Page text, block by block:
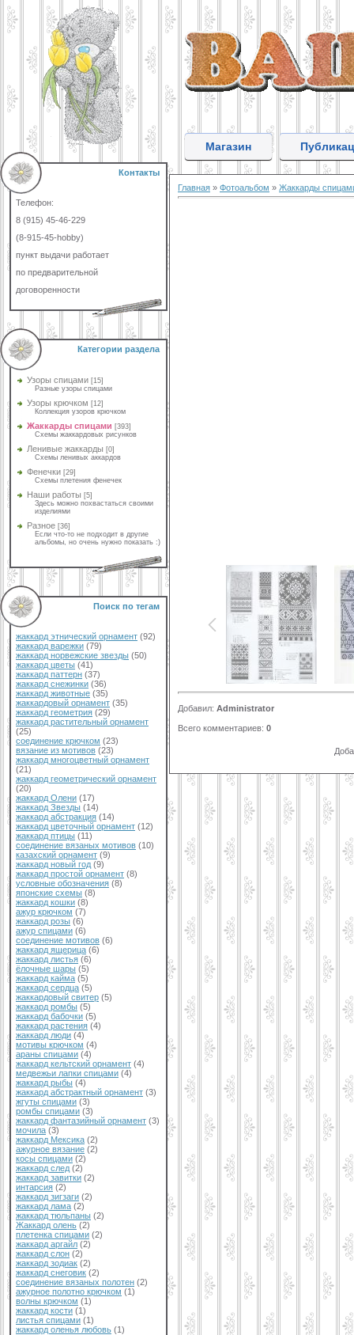
Контакты
Телефон:
8 (915) 45-46-229
(8-915-45-hobby)
пункт выдачи работает
по предварительной
договоренности
Категории раздела
Узоры спицами [15]
Разные узоры спицами
Узоры крючком [12]
Коллекция узоров крючком
Жаккарды спицами [393]
Схемы жаккардовых рисунков
Ленивые жаккарды [0]
Схемы ленивых аккардов
Фенечки [29]
Схемы плетения фенечек
Наши работы [5]
Здесь можно похвастаться своими
изделиями
Разное [36]
Если что-то не подходит в другие
альбомы, но очень нужно показать :)
Поиск по тегам
жаккард этнический орнамент (92)
жаккард варежки (79)
жаккард норвежские звезды (50)
жаккард цветы (41)
жаккард паттерн (37)
жаккард снежинки (36)
жаккард животные (35)
жаккардовый орнамент (35)
жаккард геометрия (29)
жаккард растительный орнамент
(25)
соединение крючком (23)
вязание из мотивов (23)
жаккард многоцветный орнамент
(21)
жаккард геометрический орнамент
(20)
жаккард Олени (17)
жаккард Звезды (14)
жаккард абстракция (14)
жаккард цветочный орнамент (12)
жаккард птицы (11)
соединение вязаных мотивов (10)
казахский орнамент (9)
жаккард новый год (9)
жаккард простой орнамент (8)
условные обозначения (8)
японские схемы (8)
жаккард кошки (8)
ажур крючком (7)
жаккард розы (6)
ажур спицами (6)
соединение мотивов (6)
жаккард ящерица (6)
жаккард листья (6)
ёлочные шары (5)
жаккард кайма (5)
жаккард сердца (5)
жаккардовый свитер (5)
жаккард ромбы (5)
жаккард бабочки (5)
жаккард растения (4)
жаккард люди (4)
мотивы крючком (4)
араны спицами (4)
жаккард кельтский орнамент (4)
медвежьи лапки спицами (4)
жаккард рыбы (4)
жаккард абстрактный орнамент (3)
жгуты спицами (3)
ромбы спицами (3)
жаккард фантазийный орнамент (3)
мочила (3)
жаккард Мексика (2)
ажурное вязание (2)
косы спицами (2)
жаккард след (2)
жаккард завитки (2)
интарсия (2)
жаккард зигзаги (2)
жаккард лама (2)
жаккард тюльпаны (2)
Жаккард олень (2)
плетенка спицами (2)
жаккард аргайл (2)
жаккард слон (2)
жаккард зодиак (2)
жаккард снеговик (2)
соединение вязаных полотен (2)
ажурное полотно крючком (1)
волны крючком (1)
жаккард кости (1)
листья спицами (1)
жаккард оленья любовь (1)
Магазин
Главная » Фотоальбом » Жаккарды
Добавил: Administrator
Всего комментариев: 0